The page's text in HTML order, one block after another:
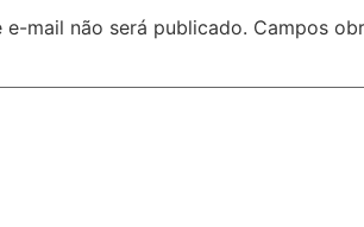
e-mail não será publicado. Campos